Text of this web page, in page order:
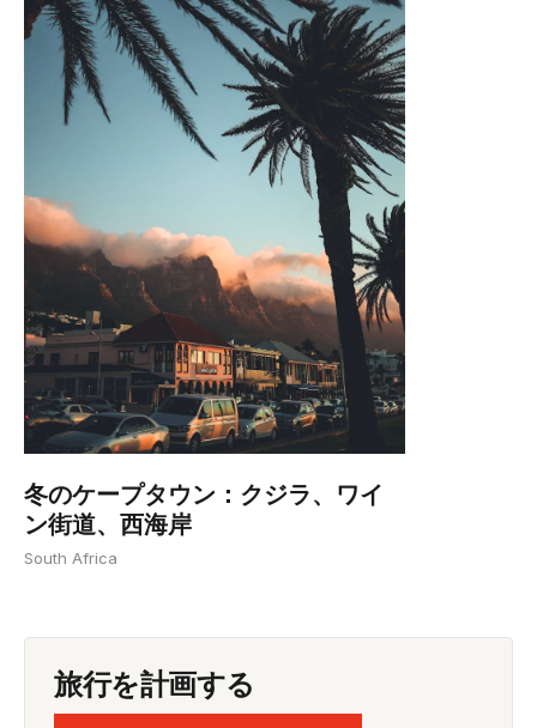
冬のケープタウン：クジラ、ワイ
ン街道、西海岸
South Africa
旅行を計画する